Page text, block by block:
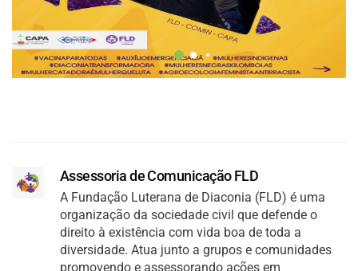
Assessoria de Comunicação FLD
A Fundação Luterana de Diaconia (FLD) é uma
organização da sociedade civil que defende o
direito à existência com vida boa de toda a
diversidade. Atua junto a grupos e comunidades
promovendo e assessorando ações em